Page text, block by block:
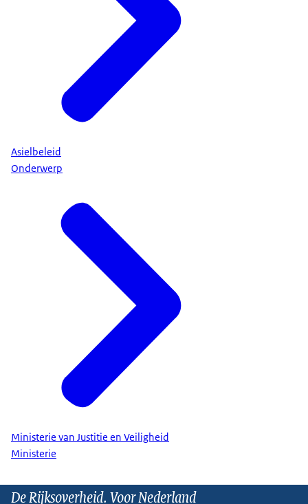
Asielbeleid
Onderwerp
Ministerie van Justitie en Veiligheid
Ministerie
De Rijksoverheid. Voor Nederland